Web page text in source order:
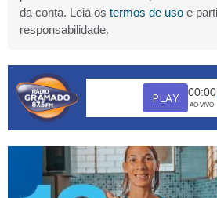
da conta. Leia os termos de uso e
responsabilidade.
PLAY 00:00
AO VIVO